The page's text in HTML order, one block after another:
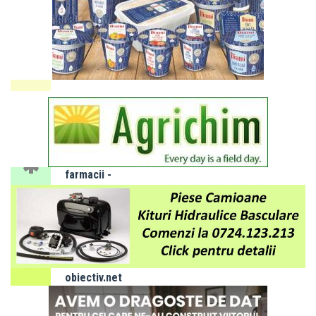
energie
electrică 3
- 7 august
2026
SLOBOZIA:
Program
farmacii -
luna
AUGUST
Adaugă
obiectiv.net
ca sursă
preferată